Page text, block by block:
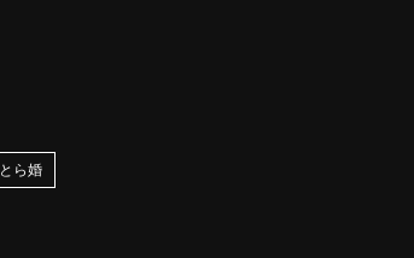
とら婚